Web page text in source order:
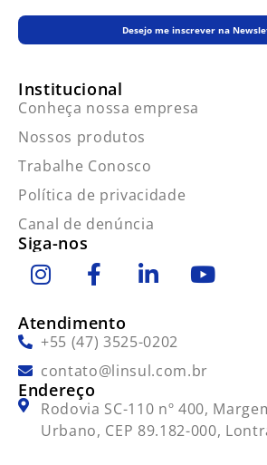
Desejo me inscrever na
Institucional
Conheça nossa empresa
Nossos produtos
Trabalhe Conosco
Política de privacidade
Canal de denúncia
Siga-nos
Atendimento
+55 (47) 3525-0202
contato@linsul.com.br
Endereço
Rodovia SC-110 nº 400,
Urbano, CEP 89.182-000,